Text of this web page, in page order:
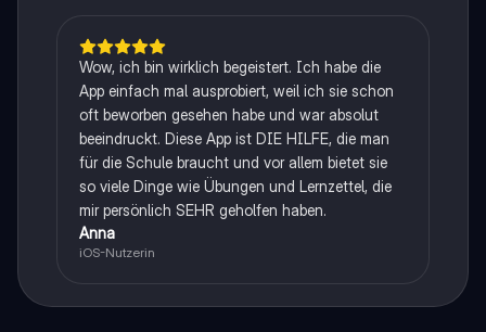
Wow, ich bin wirklich begeistert. Ich habe die
App einfach mal ausprobiert, weil ich sie schon
oft beworben gesehen habe und war absolut
beeindruckt. Diese App ist DIE HILFE, die man
für die Schule braucht und vor allem bietet sie
so viele Dinge wie Übungen und Lernzettel, die
mir persönlich SEHR geholfen haben.
Anna
iOS-Nutzerin